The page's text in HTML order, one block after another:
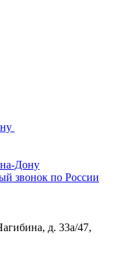
на-Дону
звонок по России
д. 33а/47,